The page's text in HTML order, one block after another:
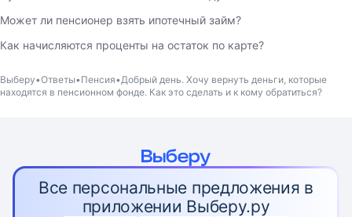
Может ли пенсионер взять ипотечный займ?
Как начисляются проценты на остаток по карте?
Выберу Ответы Пенсия Добрый день. Хочу вернуть деньги, которые
находятся в пенсионном фонде. Как это сделать и к кому обратиться?
Все персональные предложения в
приложении Выберу.ру